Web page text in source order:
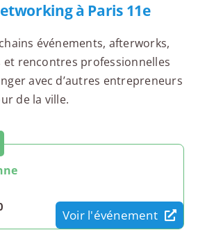
à Paris 11e
événements, afterworks,
et rencontres professionnelles
avec d’autres entrepreneurs
de la ville.
Voir l'événement